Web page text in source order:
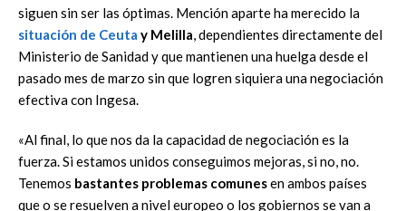
siguen sin ser las óptimas. Mención aparte ha merecido la
situación de Ceuta y Melilla, dependientes directamente del
Ministerio de Sanidad y que mantienen una huelga desde el
pasado mes de marzo sin que logren siquiera una negociación
efectiva con Ingesa.
«Al final, lo que nos da la capacidad de negociación es la
fuerza. Si estamos unidos conseguimos mejoras, si no, no.
Tenemos bastantes problemas comunesen ambos países
que o se resuelven a nivel europeo o los gobiernos se van a